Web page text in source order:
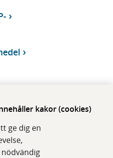
kakor (cookies)
ge dig enDabigatran, Akut,